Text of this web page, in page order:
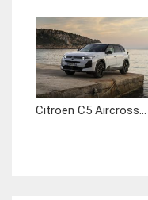
Citroën C5 Aircross...